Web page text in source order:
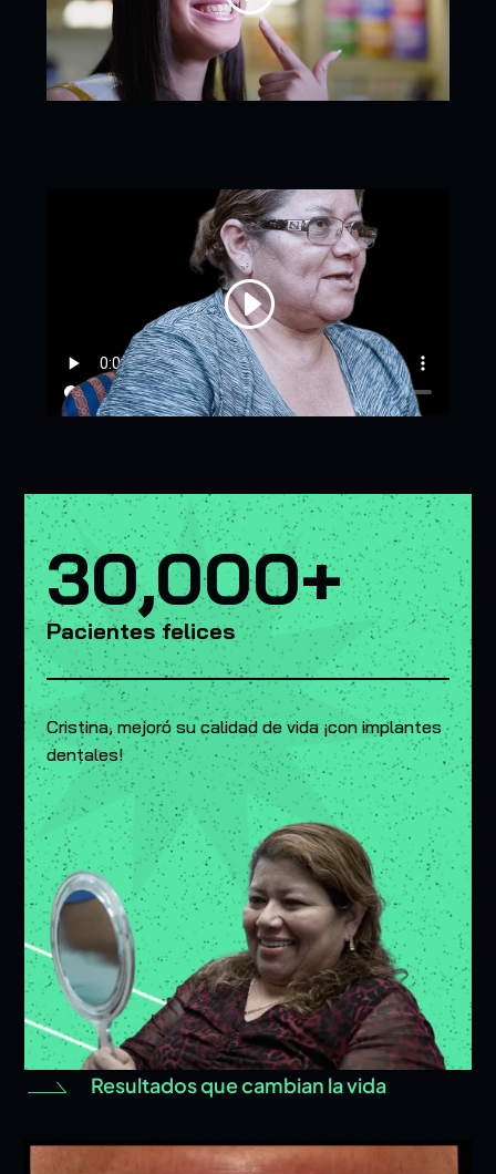
30,000+
Pacientes felices
Cristina, mejoró su calidad de vida ¡con implantes
dentales!
Resultados que cambian la vida